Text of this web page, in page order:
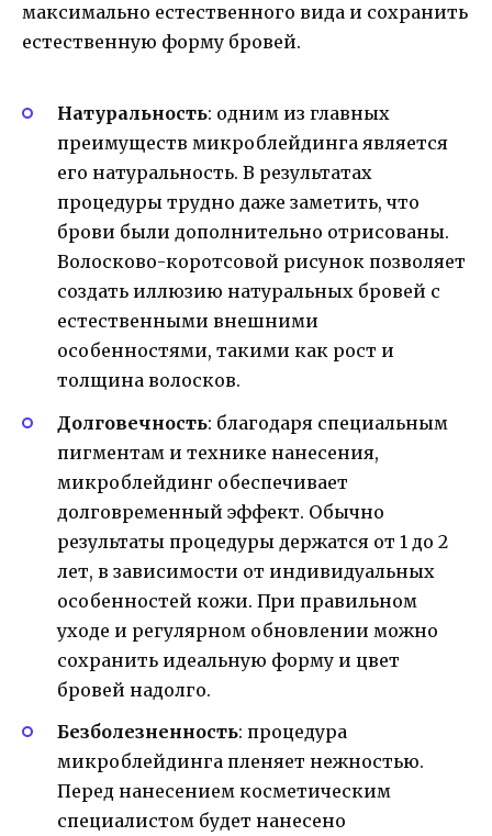
максимально естественного вида и сохранить
естественную форму бровей.
Натуральность: одним из главных
преимуществ микроблейдинга является
его натуральность. В результатах
процедуры трудно даже заметить, что
брови были дополнительно отрисованы.
Волосково-коротсовой рисунок позволяет
создать иллюзию натуральных бровей с
естественными внешними
особенностями, такими как рост и
толщина волосков.
Долговечность: благодаря специальным
пигментам и технике нанесения,
микроблейдинг обеспечивает
долговременный эффект. Обычно
результаты процедуры держатся от 1 до 2
лет, в зависимости от индивидуальных
особенностей кожи. При правильном
уходе и регулярном обновлении можно
сохранить идеальную форму и цвет
бровей надолго.
Безболезненность: процедура
микроблейдинга пленяет нежностью.
Перед нанесением косметическим
специалистом будет нанесено